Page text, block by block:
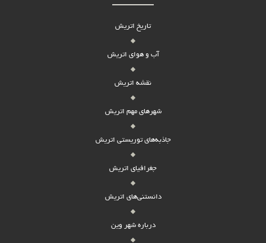
تاریخ اتریش
آب و هوای اتریش
نقشه اتریش
شهرهای مهم اتریش
جاذبه‌های توریستی اتریش
جغرافیای اتریش
دانستنی‌های اتریش
درباره شهر وین